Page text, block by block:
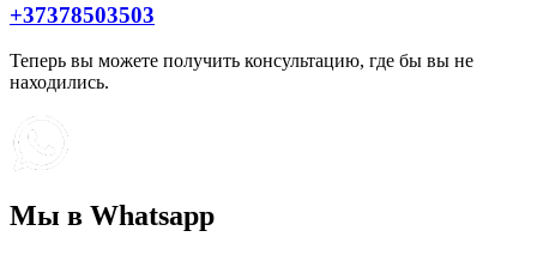
+37378503503
Теперь вы можете получить консультацию, где бы вы не
находились.
Мы в Whatsapp